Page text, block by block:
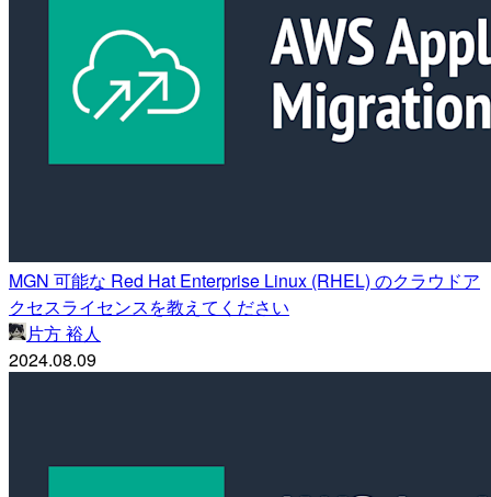
MGN 可能な Red Hat Enterprise Linux (RHEL) のクラウドア
クセスライセンスを教えてください
片方 裕人
2024.08.09